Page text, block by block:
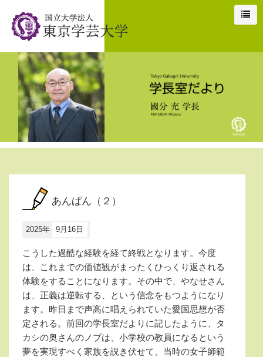
あんぱん（２）
2025年 9月16日
こうした過酷な経験を経て終戦となります。今度
は、これまでの価値観がまったくひっくり返される
体験をすることになります。その中で、やなせさん
は、正義は逆転する、という信念をもつようになり
ます。昨日まで声高に唱えられていた愛国思想が否
定される。前回の学長室だよりに記したように、タ
カシの奥さんのノブは、小学校の教員になるという
夢を実現すべく家族を説き伏せて、当時の女子師範